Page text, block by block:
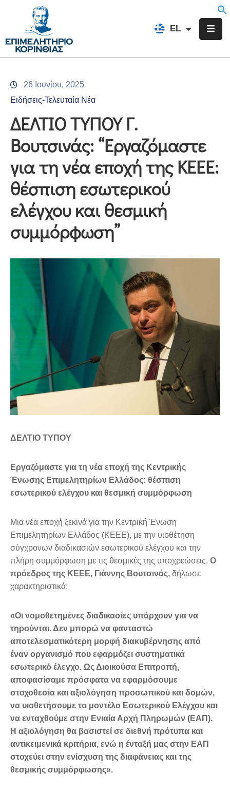
EL
FR
Επιμελητήριο
Υπηρεσίες
Προγράμματα
&
Δράσεις
Εκδηλώσεις
Επικοινωνία
26 Ιουνίου, 2025
Ειδήσεις-Τελευταία Νέα
ΔΕΛΤΙΟ ΤΥΠΟΥ Γ.
Βουτσινάς: “Εργαζόμαστε
για τη νέα εποχή της ΚΕΕΕ:
θέσπιση εσωτερικού
ελέγχου και θεσμική
συμμόρφωση”
ΔΕΛΤΙΟ ΤΥΠΟΥ
Εργαζόμαστε για τη νέα εποχή της Κεντρικής
Ένωσης Επιμελητηρίων Ελλάδος: θέσπιση
εσωτερικού ελέγχου και θεσμική συμμόρφωση
Μια νέα εποχή ξεκινά για την Κεντρική Ένωση
Επιμελητηρίων Ελλάδος (ΚΕΕΕ), με την υιοθέτηση
σύγχρονων διαδικασιών εσωτερικού ελέγχου και την
πλήρη συμμόρφωση με τις θεσμικές της υποχρεώσεις. Ο
πρόεδρος της ΚΕΕΕ, Γιάννης Βουτσινάς, δήλωσε
χαρακτηριστικά:
«Οι νομοθετημένες διαδικασίες υπάρχουν για να
τηρούνται. Δεν μπορώ να φανταστώ
αποτελεσματικότερη μορφή διακυβέρνησης από
έναν οργανισμό που εφαρμόζει συστηματικά
εσωτερικό έλεγχο. Ως Διοικούσα Επιτροπή,
αποφασίσαμε πρόσφατα να εφαρμόσουμε
στοχοθεσία και αξιολόγηση προσωπικού και δομών,
να υιοθετήσουμε το μοντέλο Εσωτερικού Ελέγχου και
να ενταχθούμε στην Ενιαία Αρχή Πληρωμών (ΕΑΠ).
Η αξιολόγηση θα βασιστεί σε διεθνή πρότυπα και
αντικειμενικά κριτήρια, ενώ η ένταξή μας στην ΕΑΠ
στοχεύει στην ενίσχυση της διαφάνειας και της
θεσμικής συμμόρφωσης».